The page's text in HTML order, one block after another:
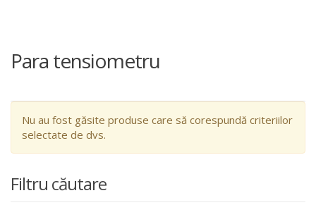
Para tensiometru
Nu au fost găsite produse care să corespundă criteriilor
selectate de dvs.
Filtru căutare